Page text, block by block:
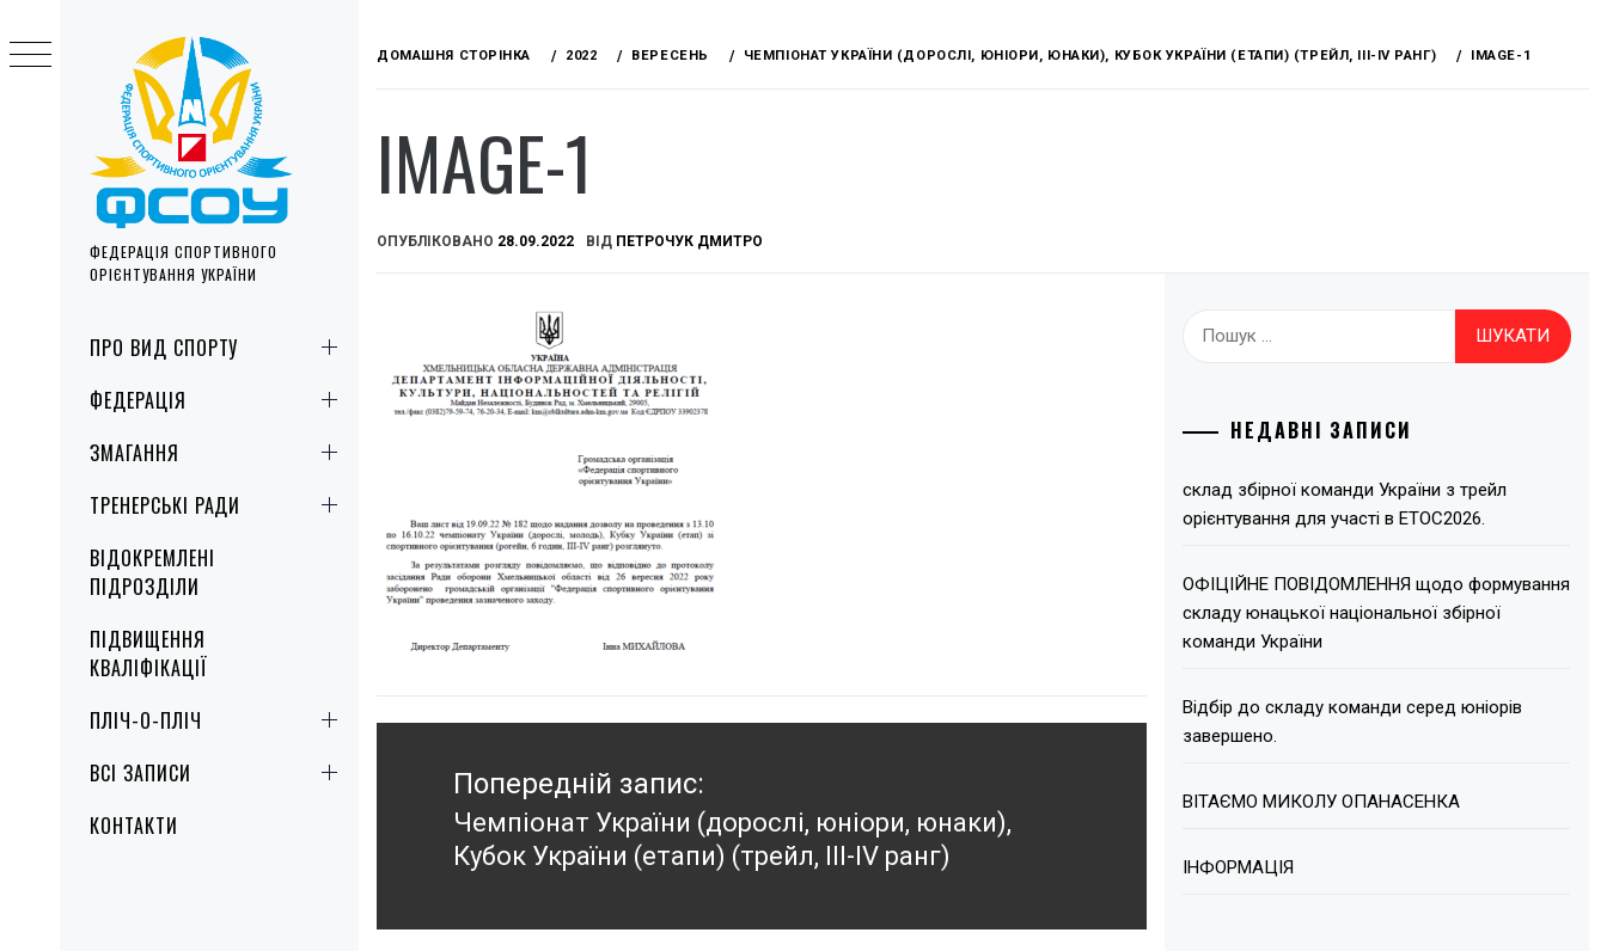
ФЕДЕРАЦІЯ СПОРТИВНОГО
ОРІЄНТУВАННЯ УКРАЇНИ
MenuПРО ВИД СПОРТУ
ФЕДЕРАЦІЯ
ЗМАГАННЯ
ТРЕНЕРСЬКІ РАДИ
ВІДОКРЕМЛЕНІ
ПІДРОЗДІЛИ
ПІДВИЩЕННЯ
КВАЛІФІКАЦІЇ
ПЛІЧ-О-ПЛІЧ
ВСІ ЗАПИСИ
КОНТАКТИ
to
content
ДОМАШНЯ СТОРІНКА 2022 ВЕРЕСЕНЬ ЧЕМПІОНАТ УКРАЇНИ (ДОРОСЛІ, ЮНІОРИ, ЮНАКИ), КУБОК УКРАЇНИ (ЕТАПИ) (ТРЕЙЛ, ІІІ-IV РАНГ) IMAGE-1
IMAGE-1
ОПУБЛІКОВАНО 28.09.2022 ВІД ПЕТРОЧУК ДМИТРО
Навігація
записівПопередній запис:
Попередній
запис:
Чемпіонат України (дорослі, юніори, юнаки),
Кубок України (етапи) (трейл, ІІІ-IV ранг)
НЕДАВНІ ЗАПИСИ
склад збірної команди України з трейл
орієнтування для участі в ЕТОС2026.
ОФІЦІЙНЕ ПОВІДОМЛЕННЯ щодо формування
складу юнацької національної збірної
команди України
Відбір до складу команди серед юніорів
завершено.
ВІТАЄМО МИКОЛУ ОПАНАСЕНКА
ІНФОРМАЦІЯ